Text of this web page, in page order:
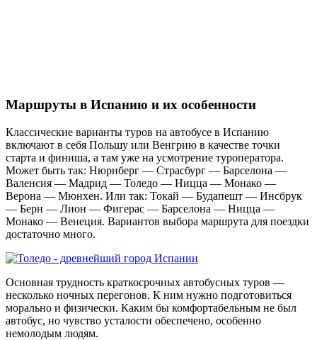
Маршруты в Испанию и их особенности
Классические варианты туров на автобусе в Испанию
включают в себя Польшу или Венгрию в качестве точки
старта и финиша, а там уже на усмотрение туроператора.
Может быть так: Нюрнберг — Страсбург — Барселона —
Валенсия — Мадрид — Толедо — Ницца — Монако —
Верона — Мюнхен. Или так: Токай — Будапешт — Инсбрук
— Берн — Лион — Фигерас — Барселона — Ницца —
Монако — Венеция. Вариантов выбора маршрута для поездки
достаточно много.
Основная трудность краткосрочных автобусных туров —
несколько ночных перегонов. К ним нужно подготовиться
морально и физически. Каким бы комфортабельным не был
автобус, но чувство усталости обеспечено, особенно
немолодым людям.